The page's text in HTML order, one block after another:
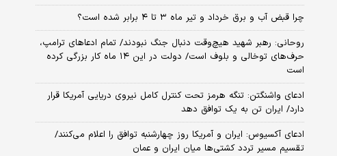
چرا قبض آب و برق خرداد و تیر ماه ۳ تا ۴ برابر شده است؟
روحانی: رهبر شهید هیچ‌وقت دنبال جنگ نبودند/ تمام ادعاهای ترامپ،
حرف‌های توخالی و بلوف است/ دولت در این ۱۴ ماه کار بزرگی کرده
است
ادعای واشنگتن: تنگه هرمز تحت کنترل کامل نیروی دریایی آمریکا قرار
دارد/ ایران تن به یک توافق دهد
ادعای آکسیوس: ایران و آمریکا روز چهارشنبه توافق را اعلام می‌کنند/
تقسیم مسیر تردد کشتی‌ها میان ایران و عمان